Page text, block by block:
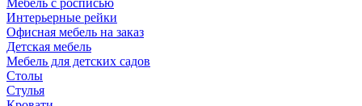
Мебель с росписью
Интерьерные рейки
Офисная мебель на заказ
Детская мебель
Мебель для детских садов
Столы
Стулья